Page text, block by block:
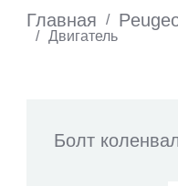
Главная /
/ Двигатель
Болт